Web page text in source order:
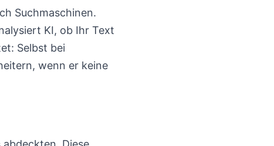
Suchmaschinen.
KI, ob Ihr Text
Selbst bei
wenn er keine